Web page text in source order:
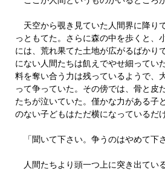
天空から覗き見ていた人間界に降り
っともてた。さらに森の中を歩くと、
には、荒れ果てた土地が広がるばかり
にない人間たちは飢えでやせ細ってい
料を奪い合う力は残っているようで、
って争っていた。その傍では、骨と皮
たちが泣いていた。僅かな力がある子
のない子どもはただ横になっているだ
「聞いて下さい。争うのはやめて下
人間たちより頭一つ上に突き出てい